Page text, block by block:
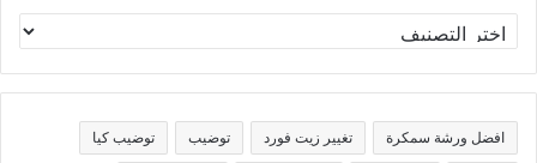
ص
ن
ف
ا
افضل ورشة سمكرة تغيير زيت فورد توضيب توضيب كيا